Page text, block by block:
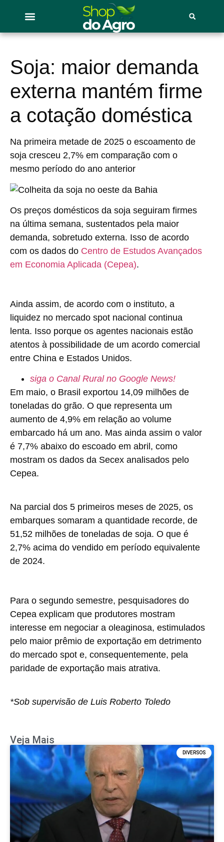
Soja: maior demanda
externa mantém firme
a cotação doméstica
Na primeira metade de 2025 o escoamento de
soja cresceu 2,7% em comparação com o
mesmo período do ano anterior
Os preços domésticos da soja seguiram firmes
na última semana, sustentados pela maior
demanda, sobretudo externa. Isso de acordo
com os dados do Centro de Estudos Avançados
em Economia Aplicada (Cepea).
Ainda assim, de acordo com o instituto, a
liquidez no mercado spot nacional continua
lenta. Isso porque os agentes nacionais estão
atentos à possibilidade de um acordo comercial
entre China e Estados Unidos.
siga o Canal Rural no Google News!
Em maio, o Brasil exportou 14,09 milhões de
toneladas do grão. O que representa um
aumento de 4,9% em relação ao volume
embarcado há um ano. Mas ainda assim o valor
é 7,7% abaixo do escoado em abril, como
mostram os dados da Secex analisados pelo
Cepea.
Na parcial dos 5 primeiros meses de 2025, os
embarques somaram a quantidade recorde, de
51,52 milhões de toneladas de soja. O que é
2,7% acima do vendido em período equivalente
de 2024.
Para o segundo semestre, pesquisadores do
Cepea explicam que produtores mostram
interesse em negociar a oleaginosa, estimulados
pelo maior prêmio de exportação em detrimento
do mercado spot e, consequentemente, pela
paridade de exportação mais atrativa.
*Sob supervisão de Luis Roberto Toledo
Veja Mais
DIVERSOS